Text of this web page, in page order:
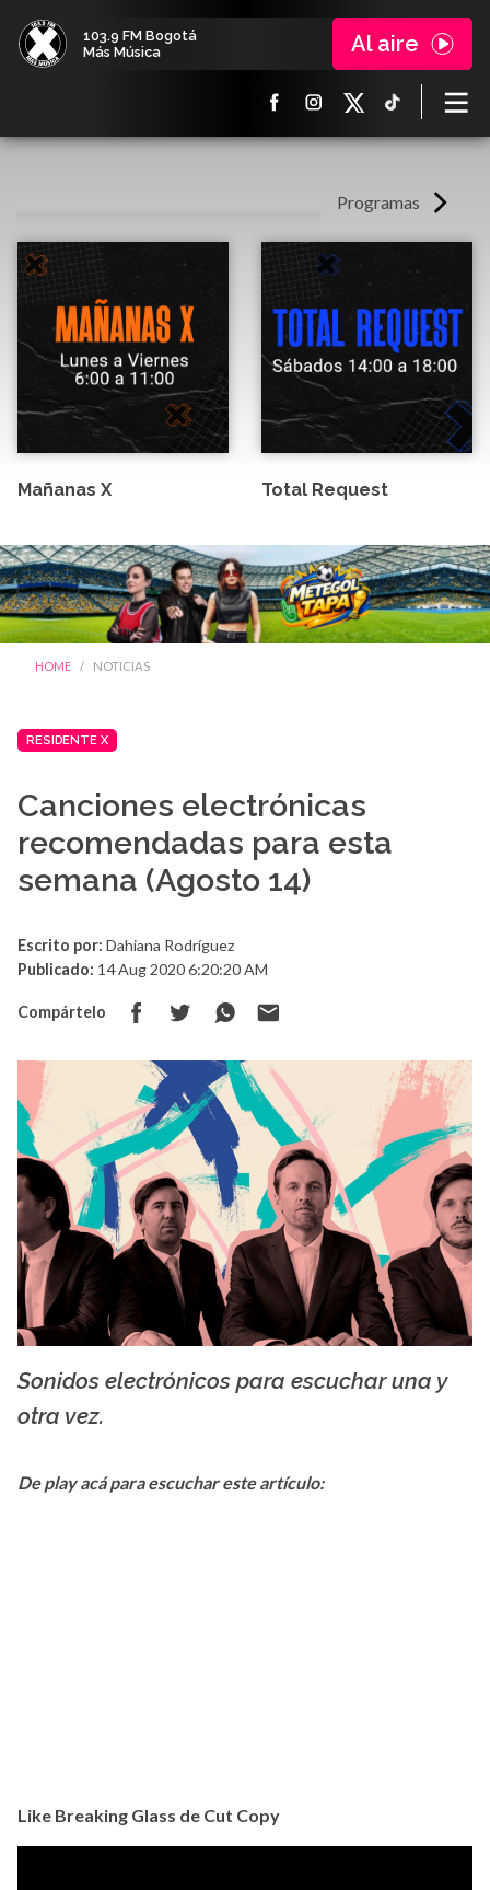
103.9 FM Bogotá
Más Música
Al aire
Programas
Mañanas X Total Request
HOME NOTICIAS
RESIDENTE X
Canciones electrónicas
recomendadas para esta
semana (Agosto 14)
Escrito por: Dahiana Rodríguez
Publicado: 14 Aug 2020 6:20:20 AM
Compártelo
Sonidos electrónicos para escuchar una y
otra vez.
De play acá para escuchar este artículo:
Like Breaking Glass de Cut Copy